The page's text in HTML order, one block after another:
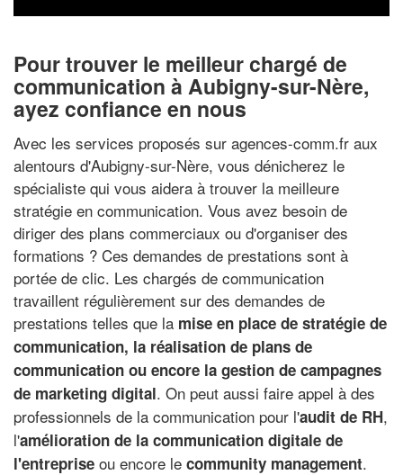
Pour trouver le meilleur chargé de
communication à Aubigny-sur-Nère,
ayez confiance en nous
Avec les services proposés sur agences-comm.fr aux
alentours d'Aubigny-sur-Nère, vous dénicherez le
spécialiste qui vous aidera à trouver la meilleure
stratégie en communication. Vous avez besoin de
diriger des plans commerciaux ou d'organiser des
formations ? Ces demandes de prestations sont à
portée de clic. Les chargés de communication
travaillent régulièrement sur des demandes de
prestations telles que la mise en place de stratégie de
communication, la réalisation de plans de
communication ou encore la gestion de campagnes
de marketing digital. On peut aussi faire appel à des
professionnels de la communication pour l'audit de RH,
l'amélioration de la communication digitale de
l'entreprise ou encore le community management.